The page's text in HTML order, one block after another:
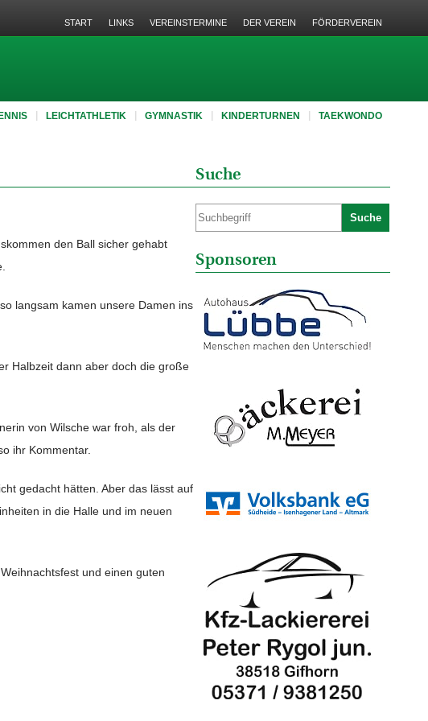
LEICHTATHLETIK GYMNASTIK KINDERTURNEN TAEKWONDO
START LINKS VEREINSTERMINE DER VEREIN FÖRDERVEREIN
den Ball sicher gehabt
langsam kamen unsere Damen ins
Halbzeit dann aber doch die große
von Wilsche war froh, als der
ihr Kommentar.
gedacht hätten. Aber das lässt auf
in die Halle und im neuen
und einen guten
Suche
Suche
Sponsoren